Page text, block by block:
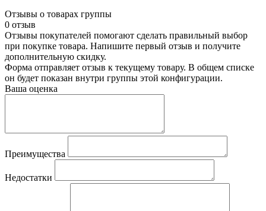
Отзывы о товарах группы
0 отзыв
Отзывы покупателей помогают сделать правильный выбор
при покупке товара. Напишите первый отзыв и получите
дополнительную скидку.
Форма отправляет отзыв к текущему товару. В общем списке
он будет показан внутри группы этой конфигурации.
Ваша оценка
Преимущества
Недостатки